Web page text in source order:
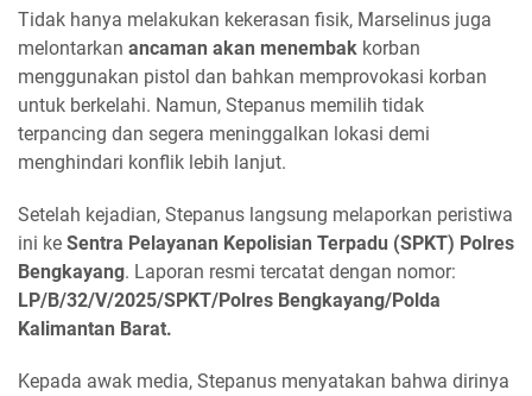
Tidak hanya melakukan kekerasan fisik, Marselinus juga
melontarkan ancaman akan menembak korban
menggunakan pistol dan bahkan memprovokasi korban
untuk berkelahi. Namun, Stepanus memilih tidak
terpancing dan segera meninggalkan lokasi demi
menghindari konflik lebih lanjut.
Setelah kejadian, Stepanus langsung melaporkan peristiwa
ini ke Sentra Pelayanan Kepolisian Terpadu (SPKT) Polres
Bengkayang. Laporan resmi tercatat dengan nomor:
LP/B/32/V/2025/SPKT/Polres Bengkayang/Polda
Kalimantan Barat.
Kepada awak media, Stepanus menyatakan bahwa dirinya